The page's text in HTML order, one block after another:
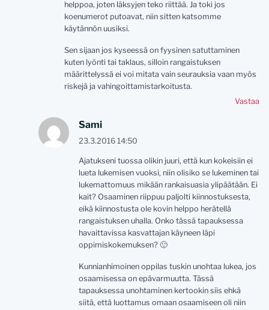
helppoa, joten läksyjen teko riittää. Ja toki jos
koenumerot putoavat, niin sitten katsomme
käytännön uusiksi.
Sen sijaan jos kyseessä on fyysinen satuttaminen
kuten lyönti tai taklaus, silloin rangaistuksen
määrittelyssä ei voi mitata vain seurauksia vaan myös
riskejä ja vahingoittamistarkoitusta.
Vastaa
Sami
23.3.2016 14:50
Ajatukseni tuossa olikin juuri, että kun kokeisiin ei
lueta lukemisen vuoksi, niin olisiko se lukeminen tai
lukemattomuus mikään rankaisuasia ylipäätään. Ei
kait? Osaaminen riippuu paljolti kiinnostuksesta,
eikä kiinnostusta ole kovin helppo herätellä
rangaistuksen uhalla. Onko tässä tapauksessa
havaittavissa kasvattajan käyneen läpi
oppimiskokemuksen? 🙂
Kunnianhimoinen oppilas tuskin unohtaa lukea, jos
osaamisessa on epävarmuutta. Tässä
tapauksessa unohtaminen kertookin siis ehkä
siitä, että luottamus omaan osaamiseen oli niin